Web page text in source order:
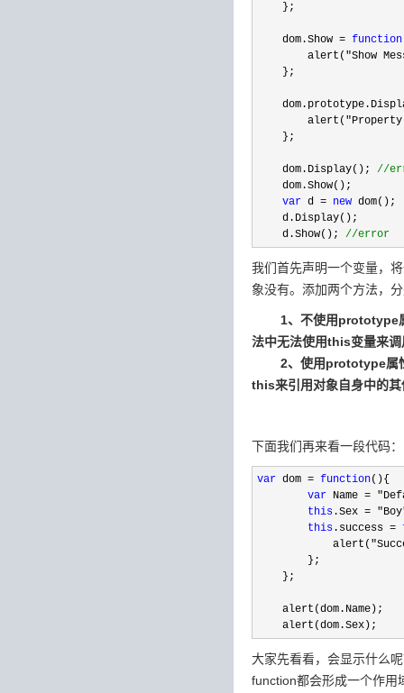
    };
    dom.Show
= function
        alert(
"Show
    };
        alert(
"Property
    };
    dom.Display();
//
    dom.Show();
var d = new dom();
    d.Display();
    d.Show();
//error
我们首先声明一个变量，
象没有。添加两个方法，
1、不使用prototype
法中无法使用this变量来
2、使用prototype属性
this来引用对象自身中的其
下面我们再来看一段代码：
var dom = function(){
var Name =
this .Sex =
this .success =
            alert(
        };
    };
    alert(dom.Name);
    alert(dom.Sex);
大家先看看，会显示什么
function都会形成一个作用